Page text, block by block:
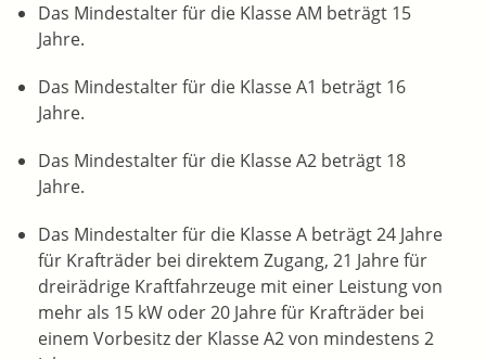
Das Mindestalter für die Klasse AM beträgt 15
Jahre.
Das Mindestalter für die Klasse A1 beträgt 16
Jahre.
Das Mindestalter für die Klasse A2 beträgt 18
Jahre.
Das Mindestalter für die Klasse A beträgt 24 Jahre
für Krafträder bei direktem Zugang, 21 Jahre für
dreirädrige Kraftfahrzeuge mit einer Leistung von
mehr als 15 kW oder 20 Jahre für Krafträder bei
einem Vorbesitz der Klasse A2 von mindestens 2